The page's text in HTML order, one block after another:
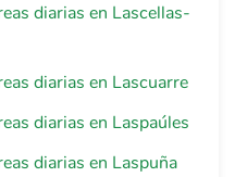
diarias en Lascellas-
diarias en Lascuarre
diarias en Laspaúles
diarias en Laspuña